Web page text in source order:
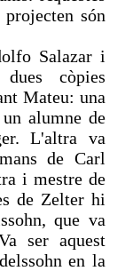
són
Salazar i
còpies
Mateu: una
alumne de
L'altra va
de Carl
i mestre de
de Zelter hi
que va
ser aquest
en la